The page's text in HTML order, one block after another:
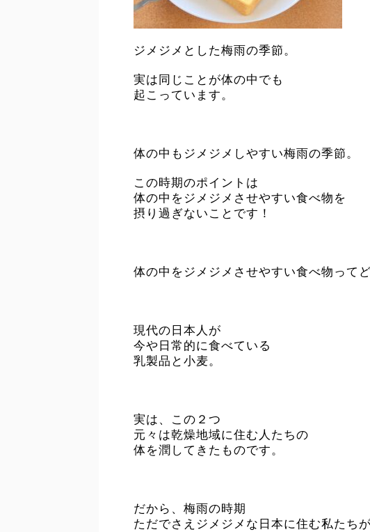
ジメジメとした梅雨の季節。
実は同じことが体の中でも
起こっています。
体の中もジメジメしやすい梅雨の季節。
この時期のポイントは
体の中をジメジメさせやすい食べ物を
摂り過ぎないことです！
体の中をジメジメさせやすい食べ物って
現代の日本人が
今や日常的に食べている
乳製品と小麦。
実は、この２つ
元々は乾燥地域に住む人たちの
体を潤してきたものです。
だから、梅雨の時期
ただでさえジメジメな日本に住む私たちが